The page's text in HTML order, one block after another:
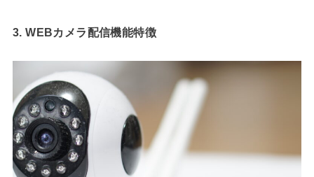
3. WEBカメラ配信機能特徴